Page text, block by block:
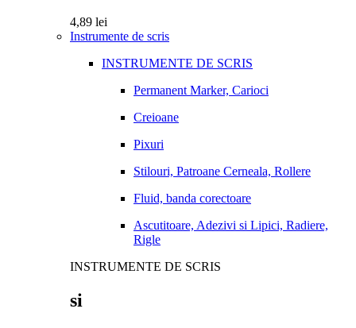
4,89 lei
Instrumente de scris
INSTRUMENTE DE SCRIS
Permanent Marker, Carioci
Creioane
Pixuri
Stilouri, Patroane Cerneala, Rollere
Fluid, banda corectoare
Ascutitoare, Adezivi si Lipici, Radiere,
Rigle
INSTRUMENTE DE SCRIS
si